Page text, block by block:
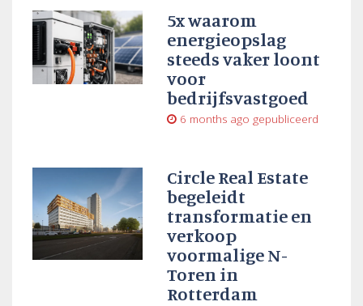
5x waarom
energieopslag
steeds vaker loont
voor
bedrijfsvastgoed
6 months ago gepubliceerd
Circle Real Estate
begeleidt
transformatie en
verkoop
voormalige N-
Toren in
Rotterdam